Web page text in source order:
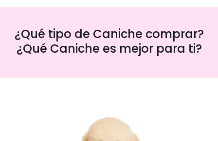
¿Qué tipo de Caniche comprar?
¿Qué Caniche es mejor para ti?